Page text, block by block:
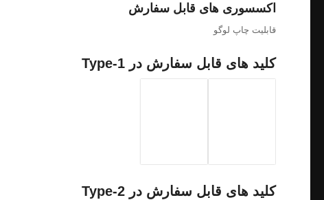
اکسسوری های قابل سفارش
قابلیت چاپ لوگو
کلید های قابل سفارش در Type-1
کلید های قابل سفارش در Type-2